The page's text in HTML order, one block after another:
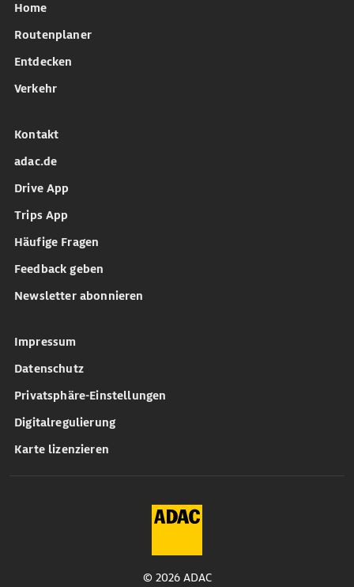
Home
Routenplaner
Entdecken
Verkehr
Kontakt
adac.de
Drive App
Trips App
Häufige Fragen
Feedback geben
Newsletter abonnieren
Impressum
Datenschutz
Privatsphäre-Einstellungen
Digitalregulierung
Karte lizenzieren
© 2026 ADAC